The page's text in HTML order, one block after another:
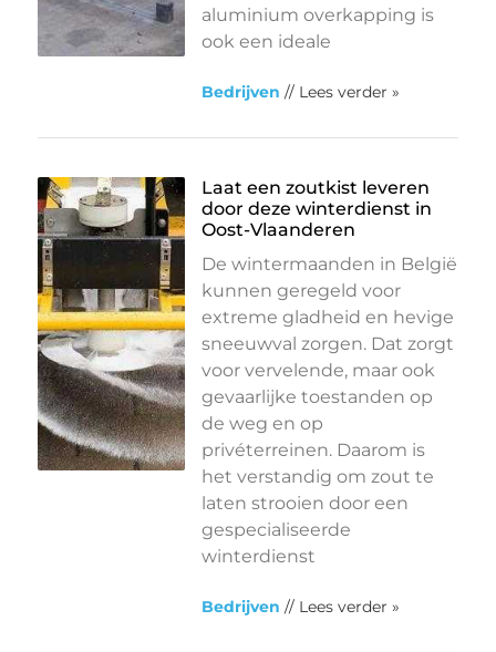
aluminium overkapping is
ook een ideale
Bedrijven // Lees verder »
Laat een zoutkist leveren
door deze winterdienst in
Oost-Vlaanderen
De wintermaanden in België
kunnen geregeld voor
extreme gladheid en hevige
sneeuwval zorgen. Dat zorgt
voor vervelende, maar ook
gevaarlijke toestanden op
de weg en op
privéterreinen. Daarom is
het verstandig om zout te
laten strooien door een
gespecialiseerde
winterdienst
Bedrijven // Lees verder »